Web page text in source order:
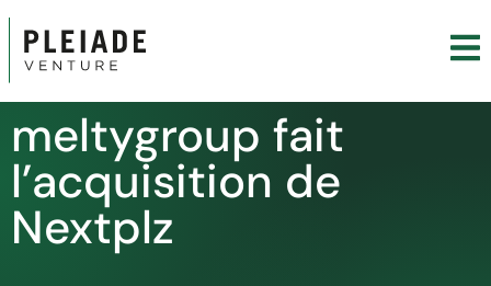
meltygroup fait
l’acquisition de
Nextplz